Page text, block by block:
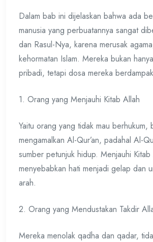
Dalam bab ini dijelaskan bahwa ada
manusia yang perbuatannya sangat
dan Rasul-Nya, karena merusak
kehormatan Islam. Mereka bukan
pribadi, tetapi dosa mereka
1. Orang yang Menjauhi Kitab Allah
Yaitu orang yang tidak mau berhukum,
mengamalkan Al-Qur’an, padahal Al-
sumber petunjuk hidup. Menjauhi Kitab
menyebabkan hati menjadi gelap dan
arah.
2. Orang yang Mendustakan Takdir
Mereka menolak qadha dan qadar,